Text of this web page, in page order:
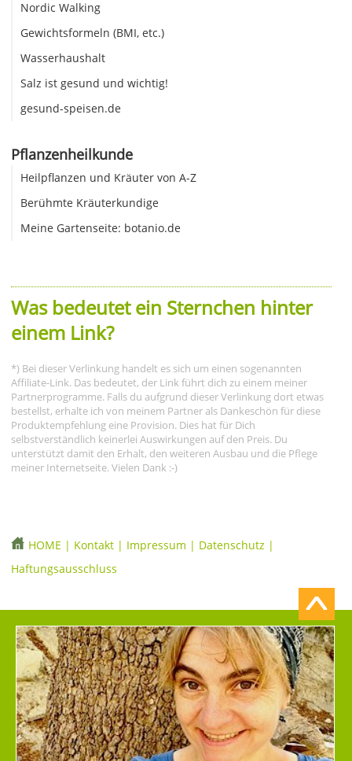
Nordic Walking
Gewichtsformeln (BMI, etc.)
Wasserhaushalt
Salz ist gesund und wichtig!
gesund-speisen.de
Pflanzenheilkunde
Heilpflanzen und Kräuter von A-Z
Berühmte Kräuterkundige
Meine Gartenseite: botanio.de
Was bedeutet ein Sternchen hinter
einem Link?
*) Bei dieser Verlinkung handelt es sich um einen sogenannten
Affiliate-Link. Das bedeutet, der Link führt dich zu einem meiner
Partnerprogramme. Falls du aufgrund dieser Verlinkung dort etwas
bestellst, erhalte ich von meinem Partner als Dankeschön für diese
Produktempfehlung eine Provision. Dies hat für Dich
selbstverständlich keinerlei Auswirkungen auf den Preis. Du
unterstützt damit den Erhalt, den weiteren Ausbau und die Pflege
meiner Internetseite. Vielen Dank :-)
HOME | Kontakt | Impressum | Datenschutz |
Haftungsausschluss